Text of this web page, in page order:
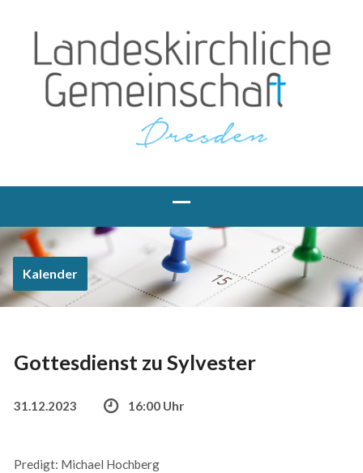
Kalender
Gottesdienst zu Sylvester
31.12.2023 16:00 Uhr
Predigt: Michael Hochberg